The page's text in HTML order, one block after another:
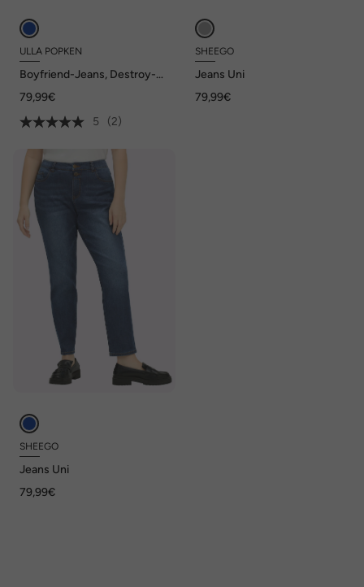
ULLA POPKEN
Boyfriend-Jeans, Destroy-
79,99€
5
(2)
SHEEGO
Jeans Uni
79,99€
SHEEGO
Jeans Uni
79,99€